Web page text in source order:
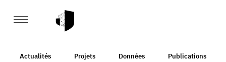
Actualités Projets Données
Publications